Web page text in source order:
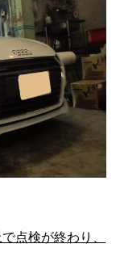
点検が終わり、